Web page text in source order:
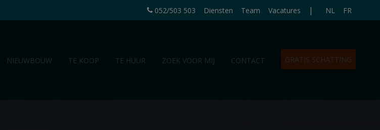
052/503 503 Diensten Team Vacatures | NL FR
NIEUWBOUW TE KOOP TE HUUR ZOEK VOOR MIJ CONTACT GRATIS SCHATTING